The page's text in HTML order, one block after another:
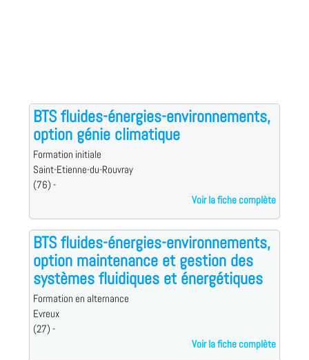
BTS fluides-énergies-environnements,
option génie climatique
Formation initiale
Saint-Etienne-du-Rouvray
(76) -
Voir la fiche complète
BTS fluides-énergies-environnements,
option maintenance et gestion des
systèmes fluidiques et énergétiques
Formation en alternance
Evreux
(27) -
Voir la fiche complète